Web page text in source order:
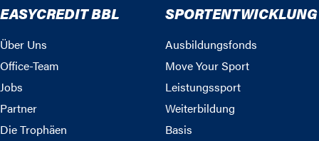
EASYCREDIT BBL
Über Uns
Office-Team
Jobs
Partner
Die Trophäen
SPORTENTWICKLUNG
Ausbildungsfonds
Move Your Sport
Leistungssport
Weiterbildung
Basis